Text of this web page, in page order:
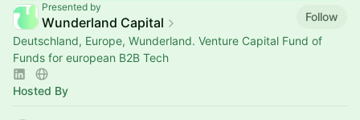
Presented by
Wunderland Capital
Follow
Deutschland, Europe, Wunderland. Venture Capital Fund of
Funds for european B2B Tech
Hosted By